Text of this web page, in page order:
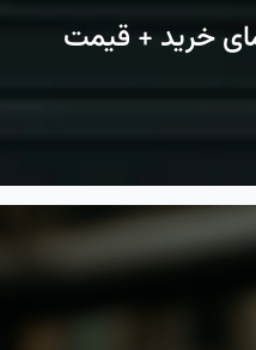
خرید + قیمت